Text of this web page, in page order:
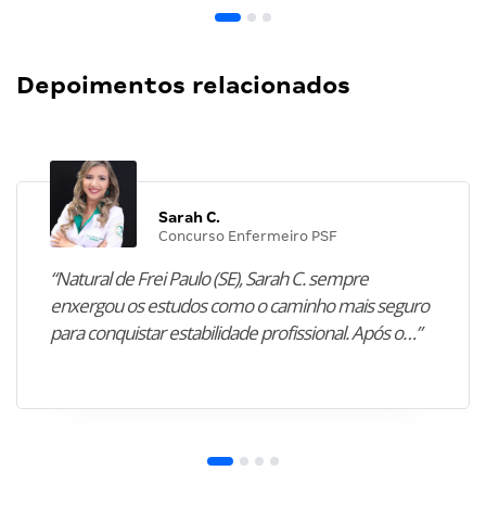
Depoimentos relacionados
Sarah C.
Concurso Enfermeiro PSF
“Natural de Frei Paulo (SE), Sarah C. sempre
enxergou os estudos como o caminho mais seguro
para conquistar estabilidade profissional. Após o…”